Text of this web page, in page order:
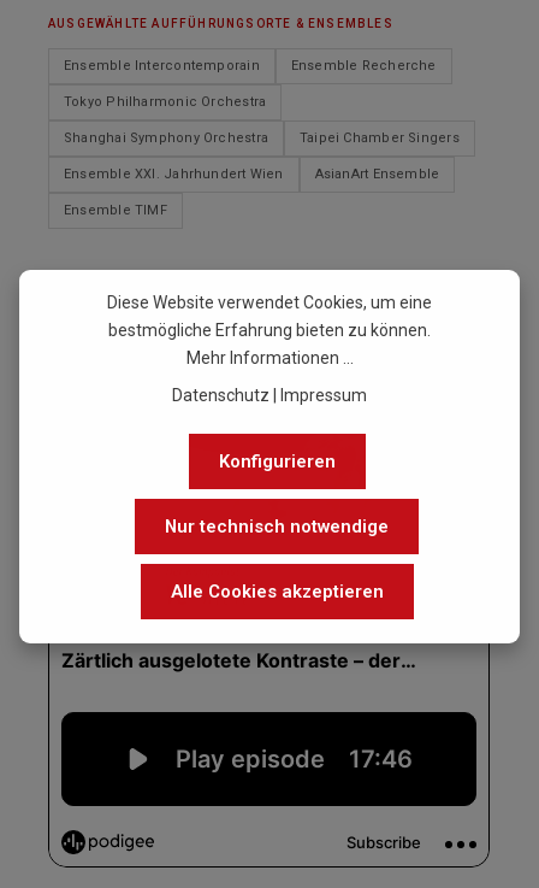
AUSGEWÄHLTE AUFFÜHRUNGSORTE & ENSEMBLES
Ensemble Intercontemporain Ensemble Recherche
Tokyo Philharmonic Orchestra
Shanghai Symphony Orchestra Taipei Chamber Singers
Ensemble XXI. Jahrhundert Wien AsianArt Ensemble
Ensemble TIMF
PODCAST
Diese Website verwendet Cookies, um eine
bestmögliche Erfahrung bieten zu können.
Mehr Informationen ...
Datenschutz
Impressum
Nur technisch notwendige
Konfigurieren
Alle Cookies akzeptieren